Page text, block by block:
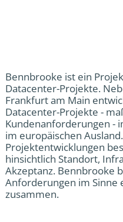
Bennbrooke ist ein
Datacenter-Projekte.
Frankfurt am Main
Datacenter-Projekte -
Kundenanforderungen -
im europäischen
Projektentwicklungen
hinsichtlich Standort,
Akzeptanz. Bennbrooke
Anforderungen im Sinne
zusammen.